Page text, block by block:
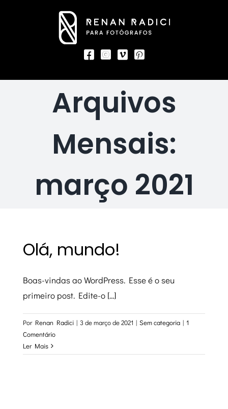
Arquivos
Mensais:
março 2021
Olá, mundo!
Boas-vindas ao WordPress. Esse é o seu
primeiro post. Edite-o [...]
Por Renan Radici | 3 de março de 2021 | Sem categoria | 1
Comentário
Ler Mais